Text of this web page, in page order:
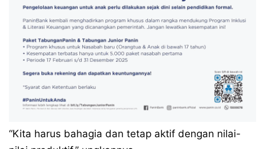
“Kita harus bahagia dan tetap aktif dengan nilai-